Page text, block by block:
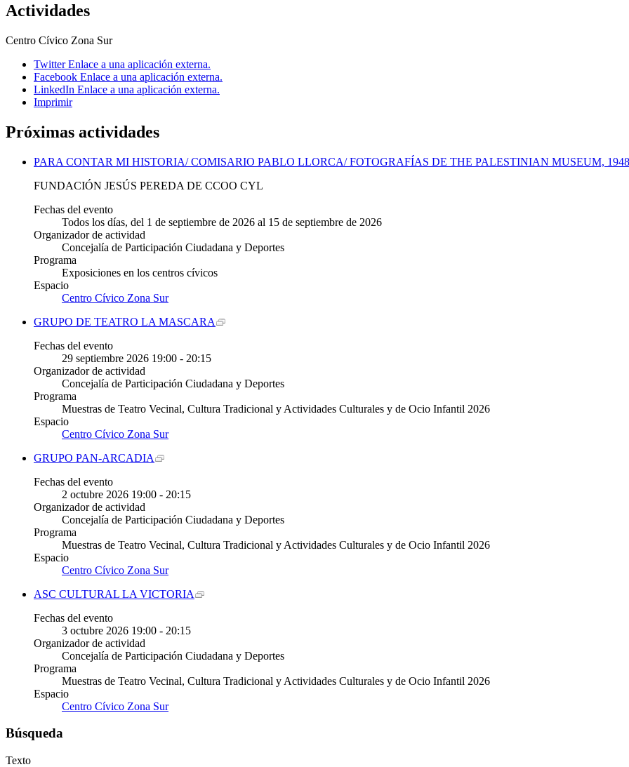
Actividades
Centro Cívico Zona Sur
Twitter Enlace a una aplicación externa.
Facebook Enlace a una aplicación externa.
LinkedIn Enlace a una aplicación externa.
Imprimir
Próximas actividades
PARA CONTAR MI HISTORIA/ COMISARIO PABLO LLORCA/ FOTOGRAFÍAS DE THE PALESTINIAN MUSEUM,
FUNDACIÓN JESÚS PEREDA DE CCOO CYL
Fechas del evento
Todos los días, del 1 de septiembre de 2026 al 15 de septiembre de 2026
Organizador de actividad
Concejalía de Participación Ciudadana y Deportes
Programa
Exposiciones en los centros cívicos
Espacio
Centro Cívico Zona Sur
GRUPO DE TEATRO LA MASCARA
Fechas del evento
29 septiembre 2026 19:00 - 20:15
Organizador de actividad
Concejalía de Participación Ciudadana y Deportes
Programa
Muestras de Teatro Vecinal, Cultura Tradicional y Actividades Culturales y de Ocio Infantil 2026
Espacio
Centro Cívico Zona Sur
GRUPO PAN-ARCADIA
Fechas del evento
2 octubre 2026 19:00 - 20:15
Organizador de actividad
Concejalía de Participación Ciudadana y Deportes
Programa
Muestras de Teatro Vecinal, Cultura Tradicional y Actividades Culturales y de Ocio Infantil 2026
Espacio
Centro Cívico Zona Sur
ASC CULTURAL LA VICTORIA
Fechas del evento
3 octubre 2026 19:00 - 20:15
Organizador de actividad
Concejalía de Participación Ciudadana y Deportes
Programa
Muestras de Teatro Vecinal, Cultura Tradicional y Actividades Culturales y de Ocio Infantil 2026
Espacio
Centro Cívico Zona Sur
Búsqueda
Texto